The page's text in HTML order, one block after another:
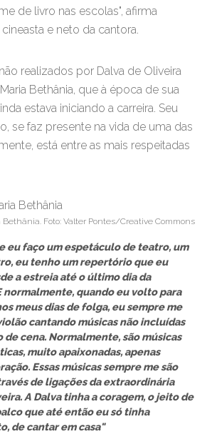
de livro nas escolas", afirma
e neto da cantora.
realizados por Dalva de Oliveira
Bethânia, que à época de sua
estava iniciando a carreira. Seu
se faz presente na vida de uma das
está entre as mais respeitadas
Bethânia. Foto: Valter Pontes/Creative Commons
eu faço um espetáculo de teatro, um
eu tenho um repertório que eu
a estreia até o último dia da
normalmente, quando eu volto para
meus dias de folga, eu sempre me
cantando músicas não incluídas
cena. Normalmente, são músicas
muito apaixonadas, apenas
Essas músicas sempre me são
de ligações da extraordinária
A Dalva tinha a coragem, o jeito de
que até então eu só tinha
de cantar em casa"